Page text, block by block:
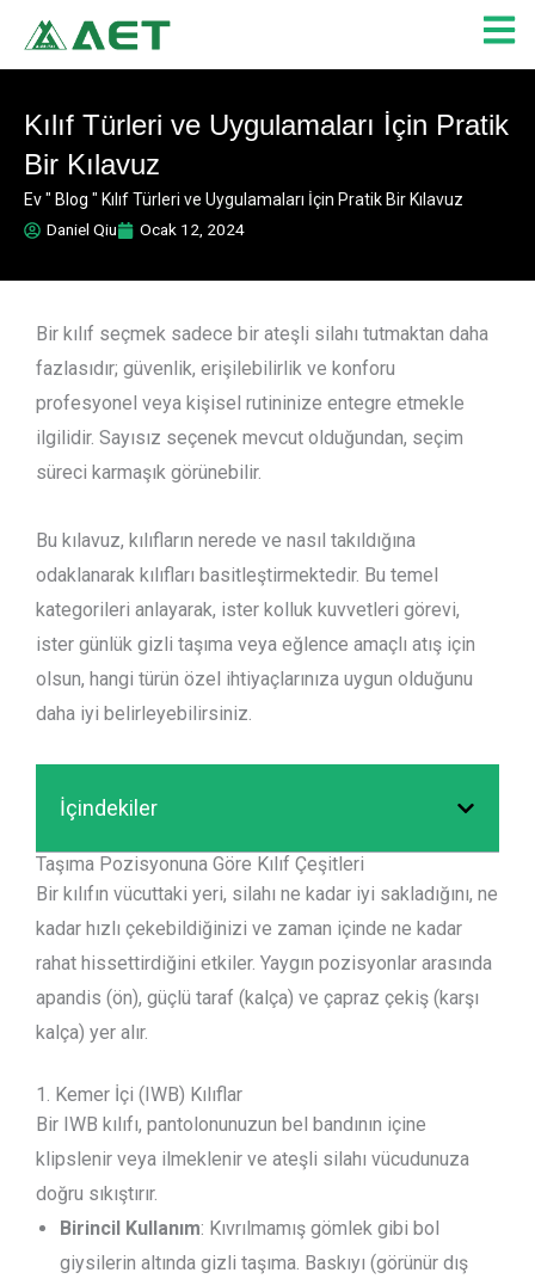
Kılıf Türleri ve Uygulamaları İçin Pratik
Bir Kılavuz
Ev" Blog " Kılıf Türleri ve Uygulamaları İçin Pratik Bir Kılavuz
Daniel Qiu
Ocak 12, 2024
Bir kılıf seçmek sadece bir ateşli silahı tutmaktan daha
fazlasıdır; güvenlik, erişilebilirlik ve konforu
profesyonel veya kişisel rutininize entegre etmekle
ilgilidir. Sayısız seçenek mevcut olduğundan, seçim
süreci karmaşık görünebilir.
Bu kılavuz, kılıfların nerede ve nasıl takıldığına
odaklanarak kılıfları basitleştirmektedir. Bu temel
kategorileri anlayarak, ister kolluk kuvvetleri görevi,
ister günlük gizli taşıma veya eğlence amaçlı atış için
olsun, hangi türün özel ihtiyaçlarınıza uygun olduğunu
daha iyi belirleyebilirsiniz.
İçindekiler
Taşıma Pozisyonuna Göre Kılıf Çeşitleri
Bir kılıfın vücuttaki yeri, silahı ne kadar iyi sakladığını, ne
kadar hızlı çekebildiğinizi ve zaman içinde ne kadar
rahat hissettirdiğini etkiler. Yaygın pozisyonlar arasında
apandis (ön), güçlü taraf (kalça) ve çapraz çekiş (karşı
kalça) yer alır.
1. Kemer İçi (IWB) Kılıflar
Bir IWB kılıfı, pantolonunuzun bel bandının içine
klipslenir veya ilmeklenir ve ateşli silahı vücudunuza
doğru sıkıştırır.
Birincil Kullanım: Kıvrılmamış gömlek gibi bol
giysilerin altında gizli taşıma. Baskıyı (görünür dış